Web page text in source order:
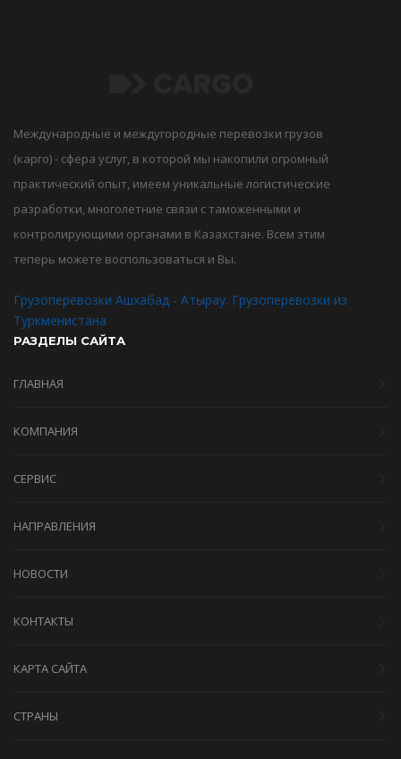
Международные и междугородные перевозки грузов
(карго) - сфера услуг, в которой мы накопили огромный
практический опыт, имеем уникальные логистические
разработки, многолетние связи с таможенными и
контролирующими органами в Казахстане. Всем этим
теперь можете воспользоваться и Вы.
Грузоперевозки Ашхабад - Атырау. Грузоперевозки из
Туркменистана
РАЗДЕЛЫ САЙТА
ГЛАВНАЯ
КОМПАНИЯ
СЕРВИС
НАПРАВЛЕНИЯ
НОВОСТИ
КОНТАКТЫ
КАРТА САЙТА
СТРАНЫ